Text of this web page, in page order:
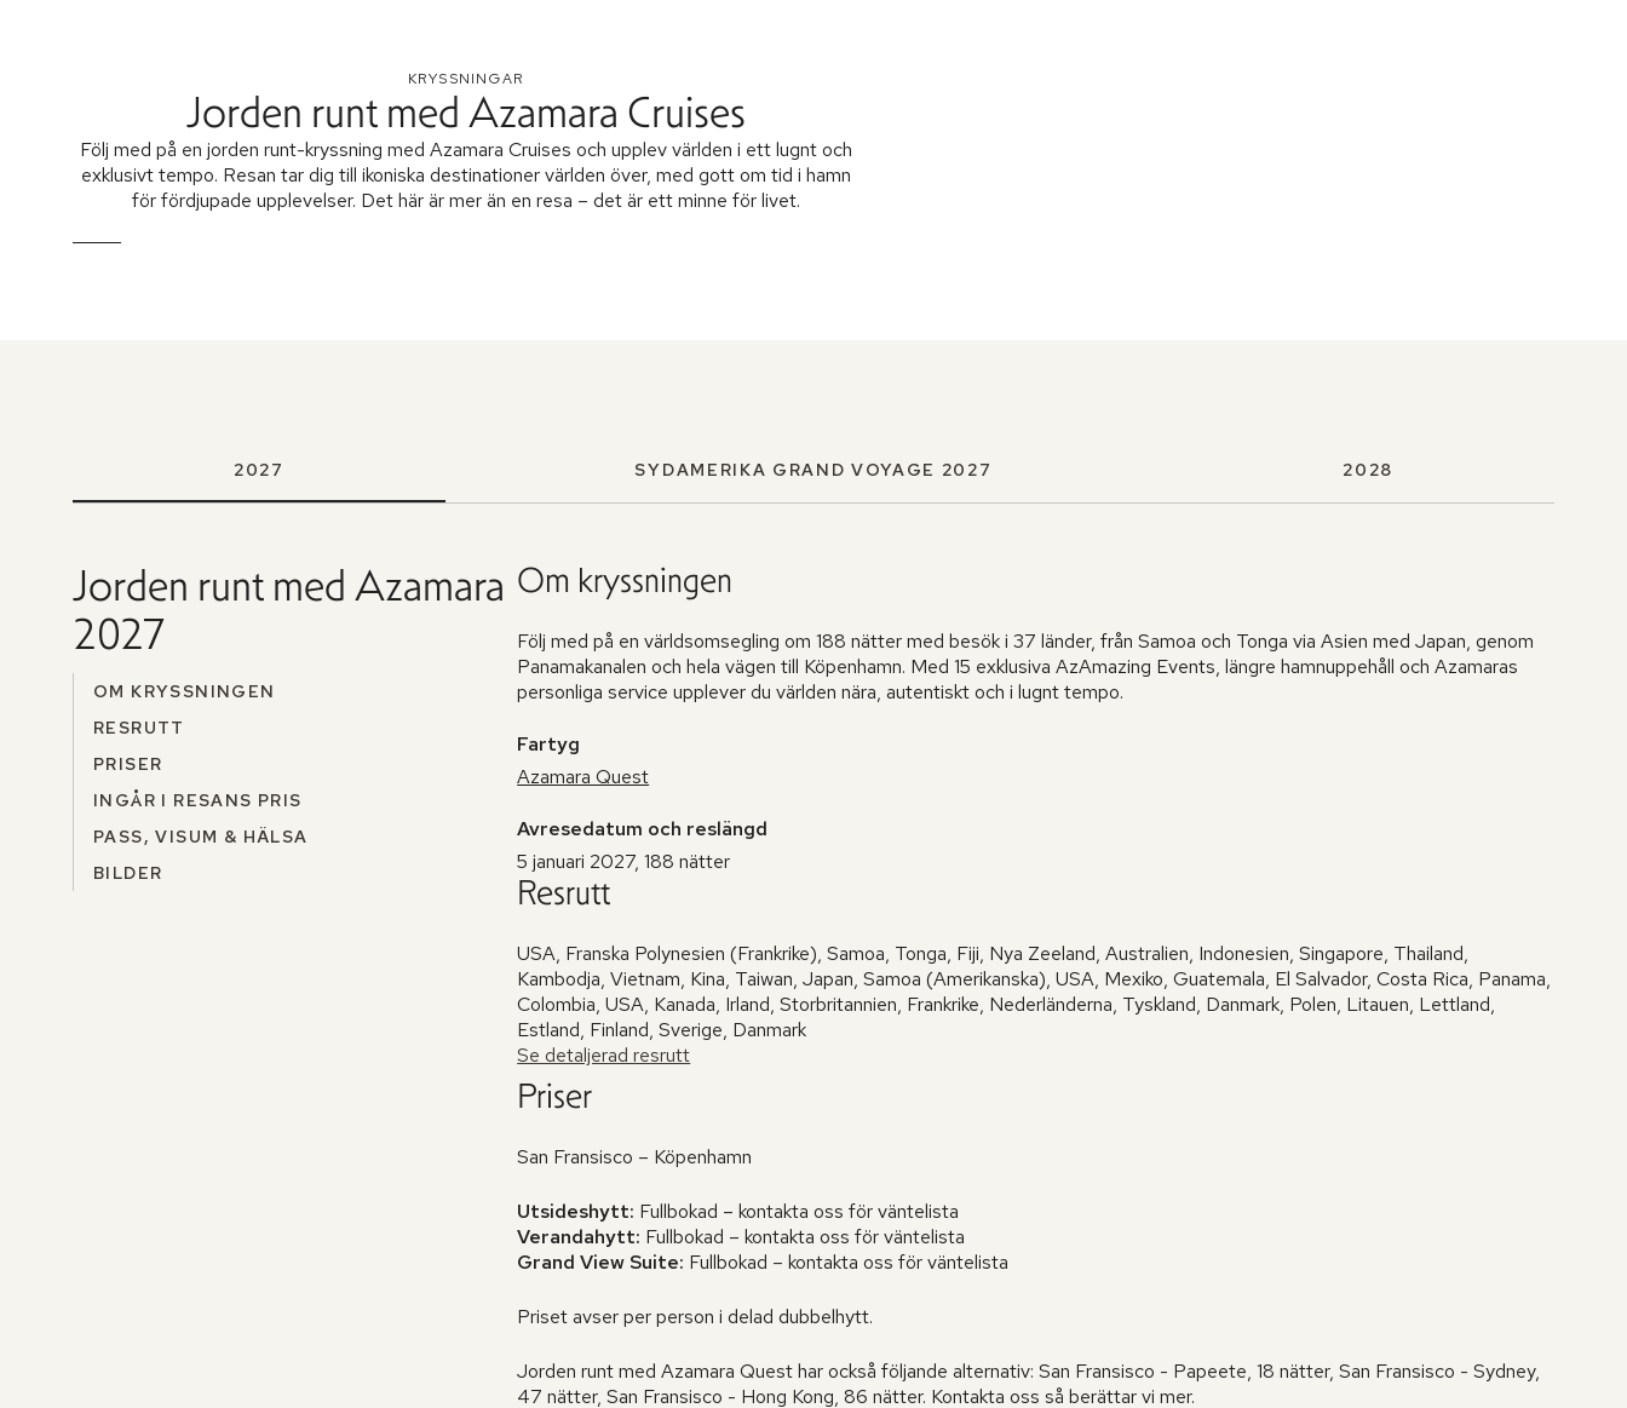
KRYSSNINGAR
Jorden runt med Azamara Cruises
Följ med på en jorden runt-kryssning med Azamara Cruises och upplev världen i ett lugnt och
exklusivt tempo. Resan tar dig till ikoniska destinationer världen över, med gott om tid i hamn
för fördjupade upplevelser. Det här är mer än en resa – det är ett minne för livet.
2027 SYDAMERIKA GRAND VOYAGE 2027 2028
Jorden runt med Azamara
2027
OM KRYSSNINGEN
RESRUTT
PRISER
INGÅR I RESANS PRIS
PASS, VISUM & HÄLSA
BILDER
Om kryssningen
Följ med på en världsomsegling om 188 nätter med besök i 37 länder, från Samoa och Tonga via Asien med Japan, genom
Panamakanalen och hela vägen till Köpenhamn. Med 15 exklusiva AzAmazing Events, längre hamnuppehåll och Azamaras
personliga service upplever du världen nära, autentiskt och i lugnt tempo.
Fartyg
Azamara Quest
Avresedatum och reslängd
5 januari 2027, 188 nätter
Resrutt
USA, Franska Polynesien (Frankrike), Samoa, Tonga, Fiji, Nya Zeeland, Australien, Indonesien, Singapore, Thailand,
Kambodja, Vietnam, Kina, Taiwan, Japan, Samoa (Amerikanska), USA, Mexiko, Guatemala, El Salvador, Costa Rica, Panama,
Colombia, USA, Kanada, Irland, Storbritannien, Frankrike, Nederländerna, Tyskland, Danmark, Polen, Litauen, Lettland,
Estland, Finland, Sverige, Danmark
Se detaljerad resrutt
Priser
San Fransisco – Köpenhamn
Utsideshytt: Fullbokad – kontakta oss för väntelista
Verandahytt: Fullbokad – kontakta oss för väntelista
Grand View Suite: Fullbokad – kontakta oss för väntelista
Priset avser per person i delad dubbelhytt.
Jorden runt med Azamara Quest har också följande alternativ: San Fransisco - Papeete, 18 nätter, San Fransisco - Sydney,
47 nätter, San Fransisco - Hong Kong, 86 nätter. Kontakta oss så berättar vi mer.